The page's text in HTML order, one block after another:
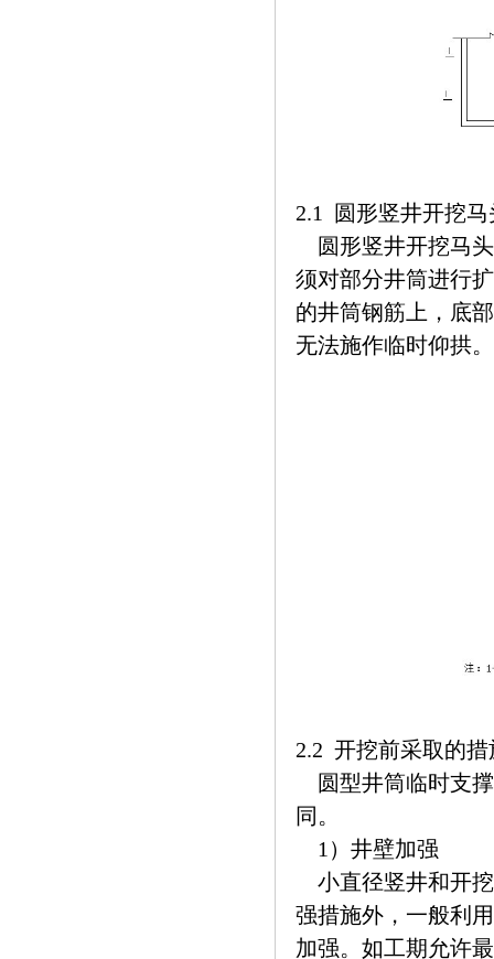
2.1 圆形竖井开挖
圆形竖井开挖马
须对部分井筒进行
的井筒钢筋上，底
无法施作临时仰拱。
2.2 开挖前采取的措
圆型井筒临时支
同。
1）井壁加强
小直径竖井和开
强措施外，一般利
加强。如工期允许